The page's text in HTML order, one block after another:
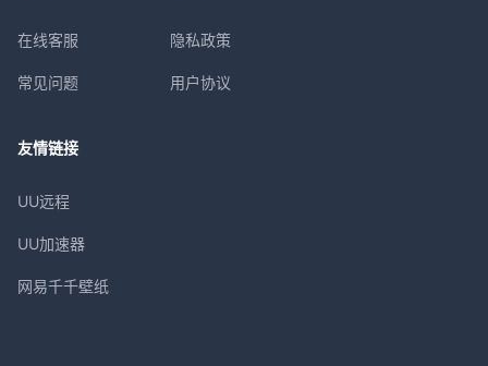
在线客服
常见问题
隐私政策
用户协议
友情链接
UU远程
UU加速器
网易千千壁纸